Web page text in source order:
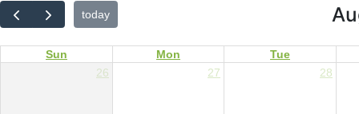
today
Sun Mon
Tue
26
27 28